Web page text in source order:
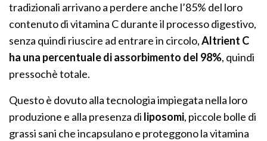
tradizionali arrivano a perdere anche l’85% del loro
contenuto di vitamina C durante il processo digestivo,
senza quindi riuscire ad entrare in circolo,Altrient C
ha una percentuale di assorbimento del 98%, quindi
pressochè totale.
Questo è dovuto alla tecnologia impiegata nella loro
produzione e alla presenza di liposomi, piccole bolle di
grassi sani che incapsulano e proteggono la vitamina